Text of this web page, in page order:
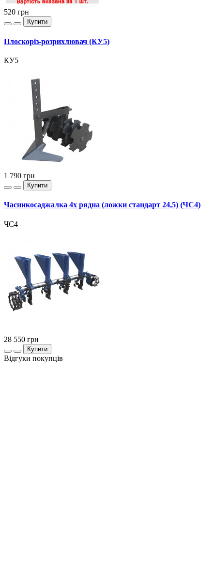
520 грн
Купити
Плоскоріз-розрихлювач (КУ5)
КУ5
1 790 грн
Купити
Часникосаджалка 4х рядна (ложки стандарт 24,5) (ЧС4)
ЧС4
28 550 грн
Купити
Відгуки покупців